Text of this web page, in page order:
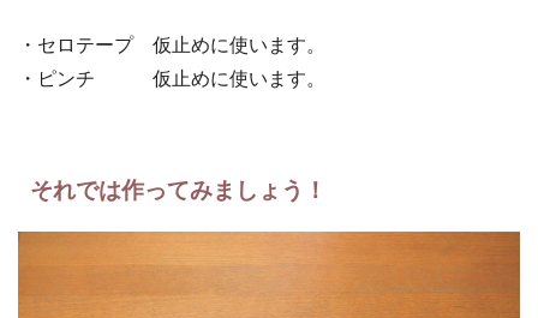
・セロテープ 仮止めに使います。
・ピンチ 仮止めに使います。
それでは作ってみましょう！